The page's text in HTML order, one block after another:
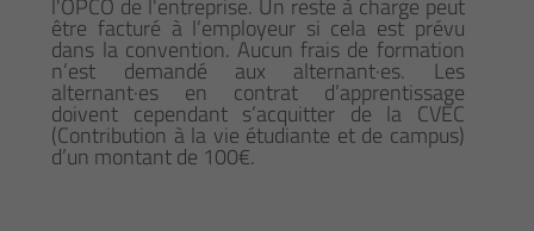
l'OPCO de l'entreprise. Un reste à charge peut
être facturé à l’employeur si cela est prévu
dans la convention. Aucun frais de formation
n’est demandé aux alternant·es. Les
alternant·es en contrat d’apprentissage
doivent cependant s’acquitter de la CVEC
(Contribution à la vie étudiante et de campus)
d’un montant de 100€.